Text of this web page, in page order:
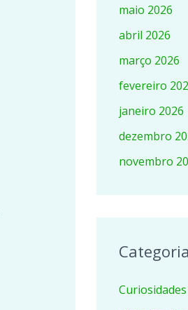
maio 2026
abril 2026
março 2026
fevereiro
janeiro 2026
dezembro
novembro